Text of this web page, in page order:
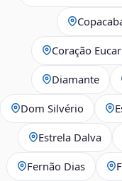
Coração
Diamante
Dom Silvério
Estrela Dalva
Fernão Dias